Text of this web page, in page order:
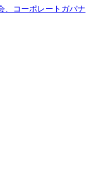
、コーポレートガバナ